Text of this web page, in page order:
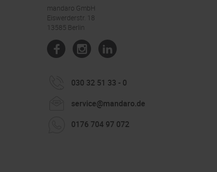
mandaro GmbH
Eiswerderstr. 18
13585 Berlin
030 32 51 33 - 0
service@mandaro.de
0176 704 97 072